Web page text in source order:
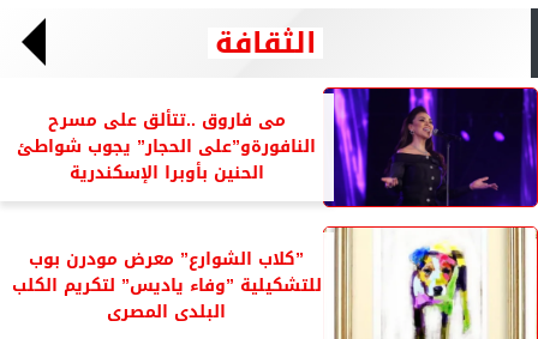
الثقافة
مى فاروق ..تتألق على مسرح
النافورةو”على الحجار” يجوب شواطئ
الحنين بأوبرا الإسكندرية
”كلاب الشوارع” معرض مودرن بوب
للتشكيلية ”وفاء ياديس” لتكريم الكلب
البلدى المصرى